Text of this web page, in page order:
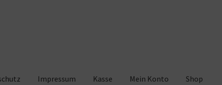
Impressum Kasse Mein Konto Shop